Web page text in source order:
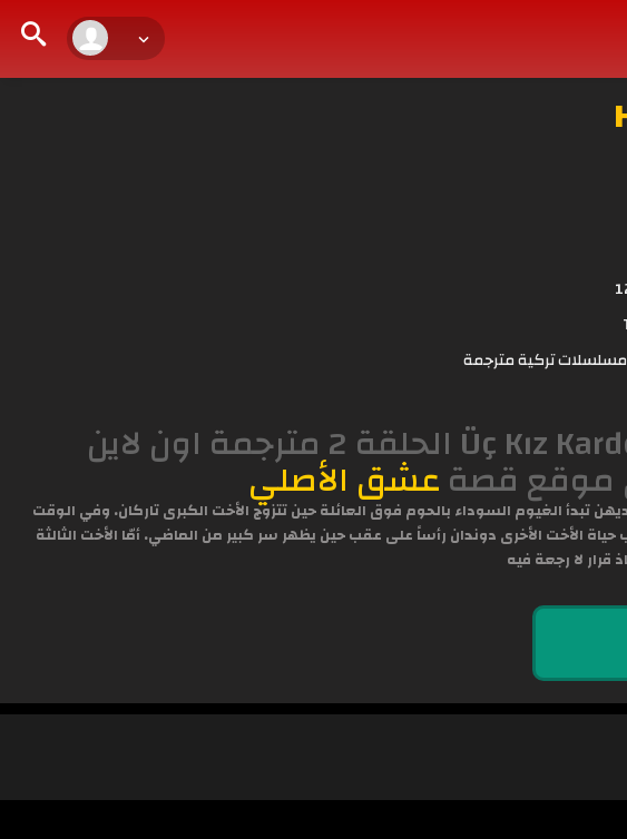
مسلسلات تركية مترجمة
شاهدة وحمل مسلسل ثلاث اخوات Üç Kız Kardeş الحلقة 2 مترجمة اون لاين
موقع قصةعشق الأصلي
تبدأ الغيوم السوداء بالحوم فوق العائلة حين تتزوج الأخت الكبرى تاركان. وفي الوقت
الأخت الأخرى دوندان رأساً على عقب حين يظهر سر كبير من الماضي. أمّا الأخت الثالثة
لا رجعة فيه